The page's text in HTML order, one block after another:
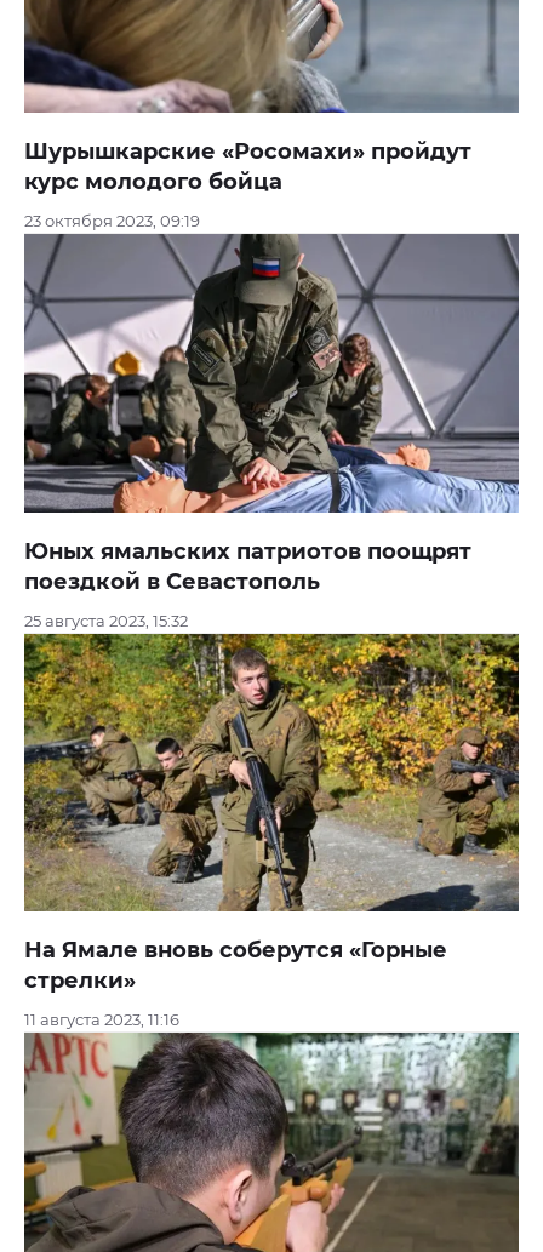
Шурышкарские «Росомахи» пройдут
курс молодого бойца
23 октября 2023, 09:19
Юных ямальских патриотов поощрят
поездкой в Севастополь
25 августа 2023, 15:32
На Ямале вновь соберутся «Горные
стрелки»
11 августа 2023, 11:16